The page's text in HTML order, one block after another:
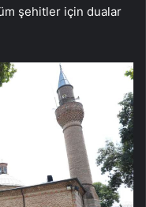
şehitler için dualar